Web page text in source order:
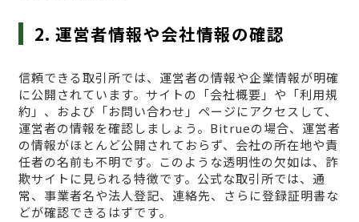
2. 運営者情報や会社情報の確認
信頼できる取引所では、運営者の情報や企業情報が明確
に公開されています。サイトの「会社概要」や「利用規
約」、および「お問い合わせ」ページにアクセスして、
運営者の情報を確認しましょう。Bitrueの場合、運営者
の情報がほとんど公開されておらず、会社の所在地や責
任者の名前も不明です。このような透明性の欠如は、詐
欺サイトに見られる特徴です。公式な取引所では、通
常、事業者名や法人登記、連絡先、さらに登録証明書な
どが確認できるはずです。